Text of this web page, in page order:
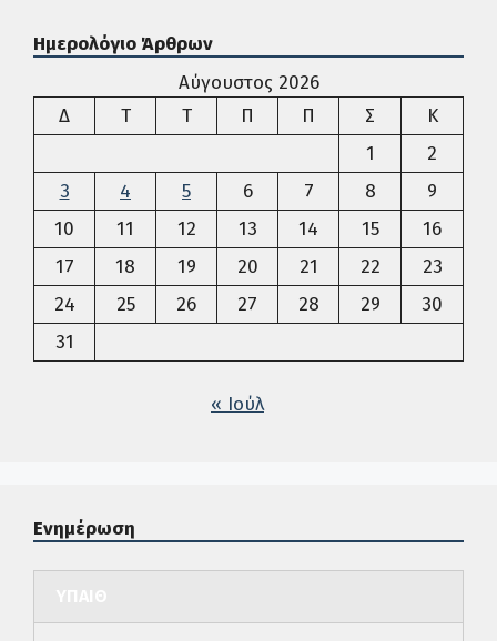
Ημερολόγιο Άρθρων
Αύγουστος 2026
ΔΔευτέρα
ΤΤρίτη ΤΤετάρτη
Π Πέμπτη
Π Παρασκευή
Σ Σάββατο
Κ
1
2
3
4 5 6 7 8
9
10
11 12 13 14 15
16
17
18 19 20 21 22
23
24
25 26 27 28 29
30
31
« Ιούλ
Ενημέρωση